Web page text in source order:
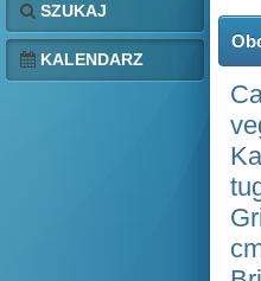
SZUKAJ
KALENDARZ